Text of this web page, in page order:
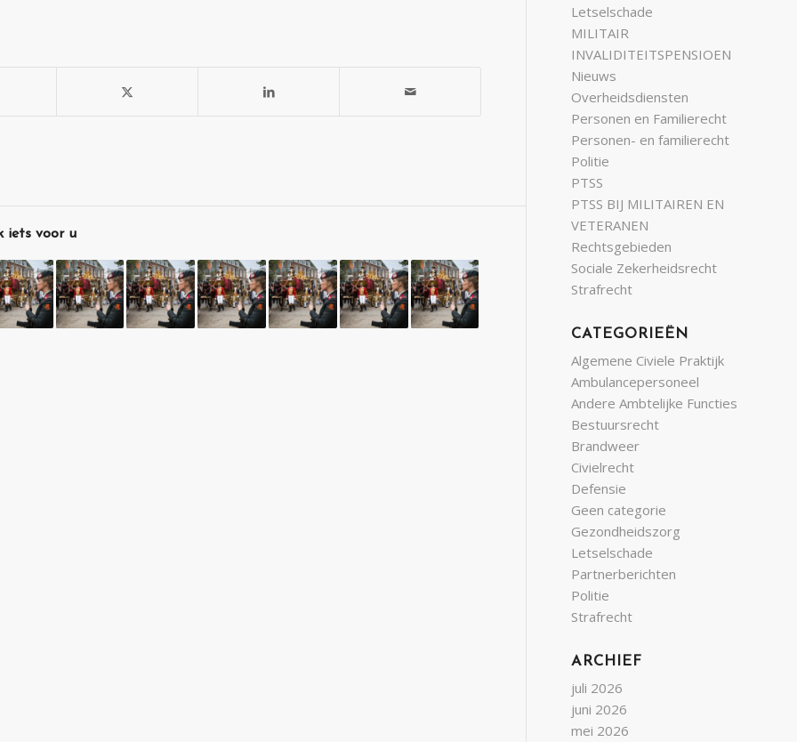
iets voor u
Letselschade
MILITAIR
INVALIDITEITSPENSIOEN
Nieuws
Overheidsdiensten
Personen en Familierecht
Personen- en familierecht
Politie
PTSS
PTSS BIJ MILITAIREN EN
VETERANEN
Rechtsgebieden
Sociale Zekerheidsrecht
Strafrecht
CATEGORIEËN
Algemene Civiele Praktijk
Ambulancepersoneel
Andere Ambtelijke Functies
Bestuursrecht
Brandweer
Civielrecht
Defensie
Geen categorie
Gezondheidszorg
Letselschade
Partnerberichten
Politie
Strafrecht
ARCHIEF
juli 2026
juni 2026
mei 2026